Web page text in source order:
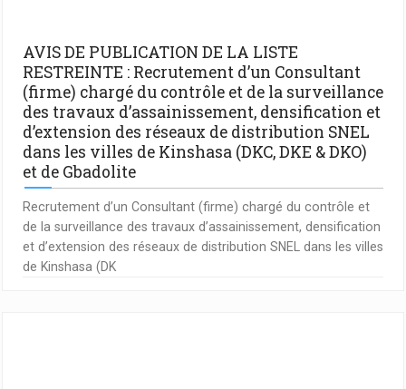
AVIS DE PUBLICATION DE LA LISTE
RESTREINTE : Recrutement d’un Consultant
(firme) chargé du contrôle et de la surveillance
des travaux d’assainissement, densification et
d’extension des réseaux de distribution SNEL
dans les villes de Kinshasa (DKC, DKE & DKO)
et de Gbadolite
Recrutement d’un Consultant (firme) chargé du contrôle et
de la surveillance des travaux d’assainissement, densification
et d’extension des réseaux de distribution SNEL dans les villes
de Kinshasa (DK